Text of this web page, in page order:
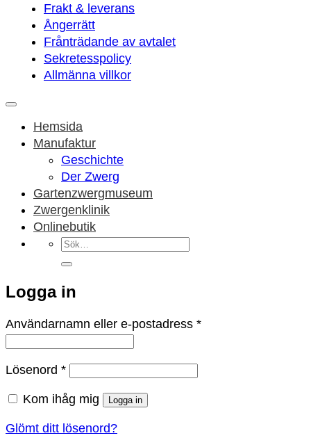
Frakt & leverans
Ångerrätt
Frånträdande av avtalet
Sekretesspolicy
Allmänna villkor
Hemsida
Manufaktur
Geschichte
Der Zwerg
Gartenzwergmuseum
Zwergenklinik
Onlinebutik
Sök
efter:
Logga in
Användarnamn eller e-postadress *Obligatoriskt
Lösenord *Obligatoriskt
Kom ihåg mig Logga in
Glömt ditt lösenord?